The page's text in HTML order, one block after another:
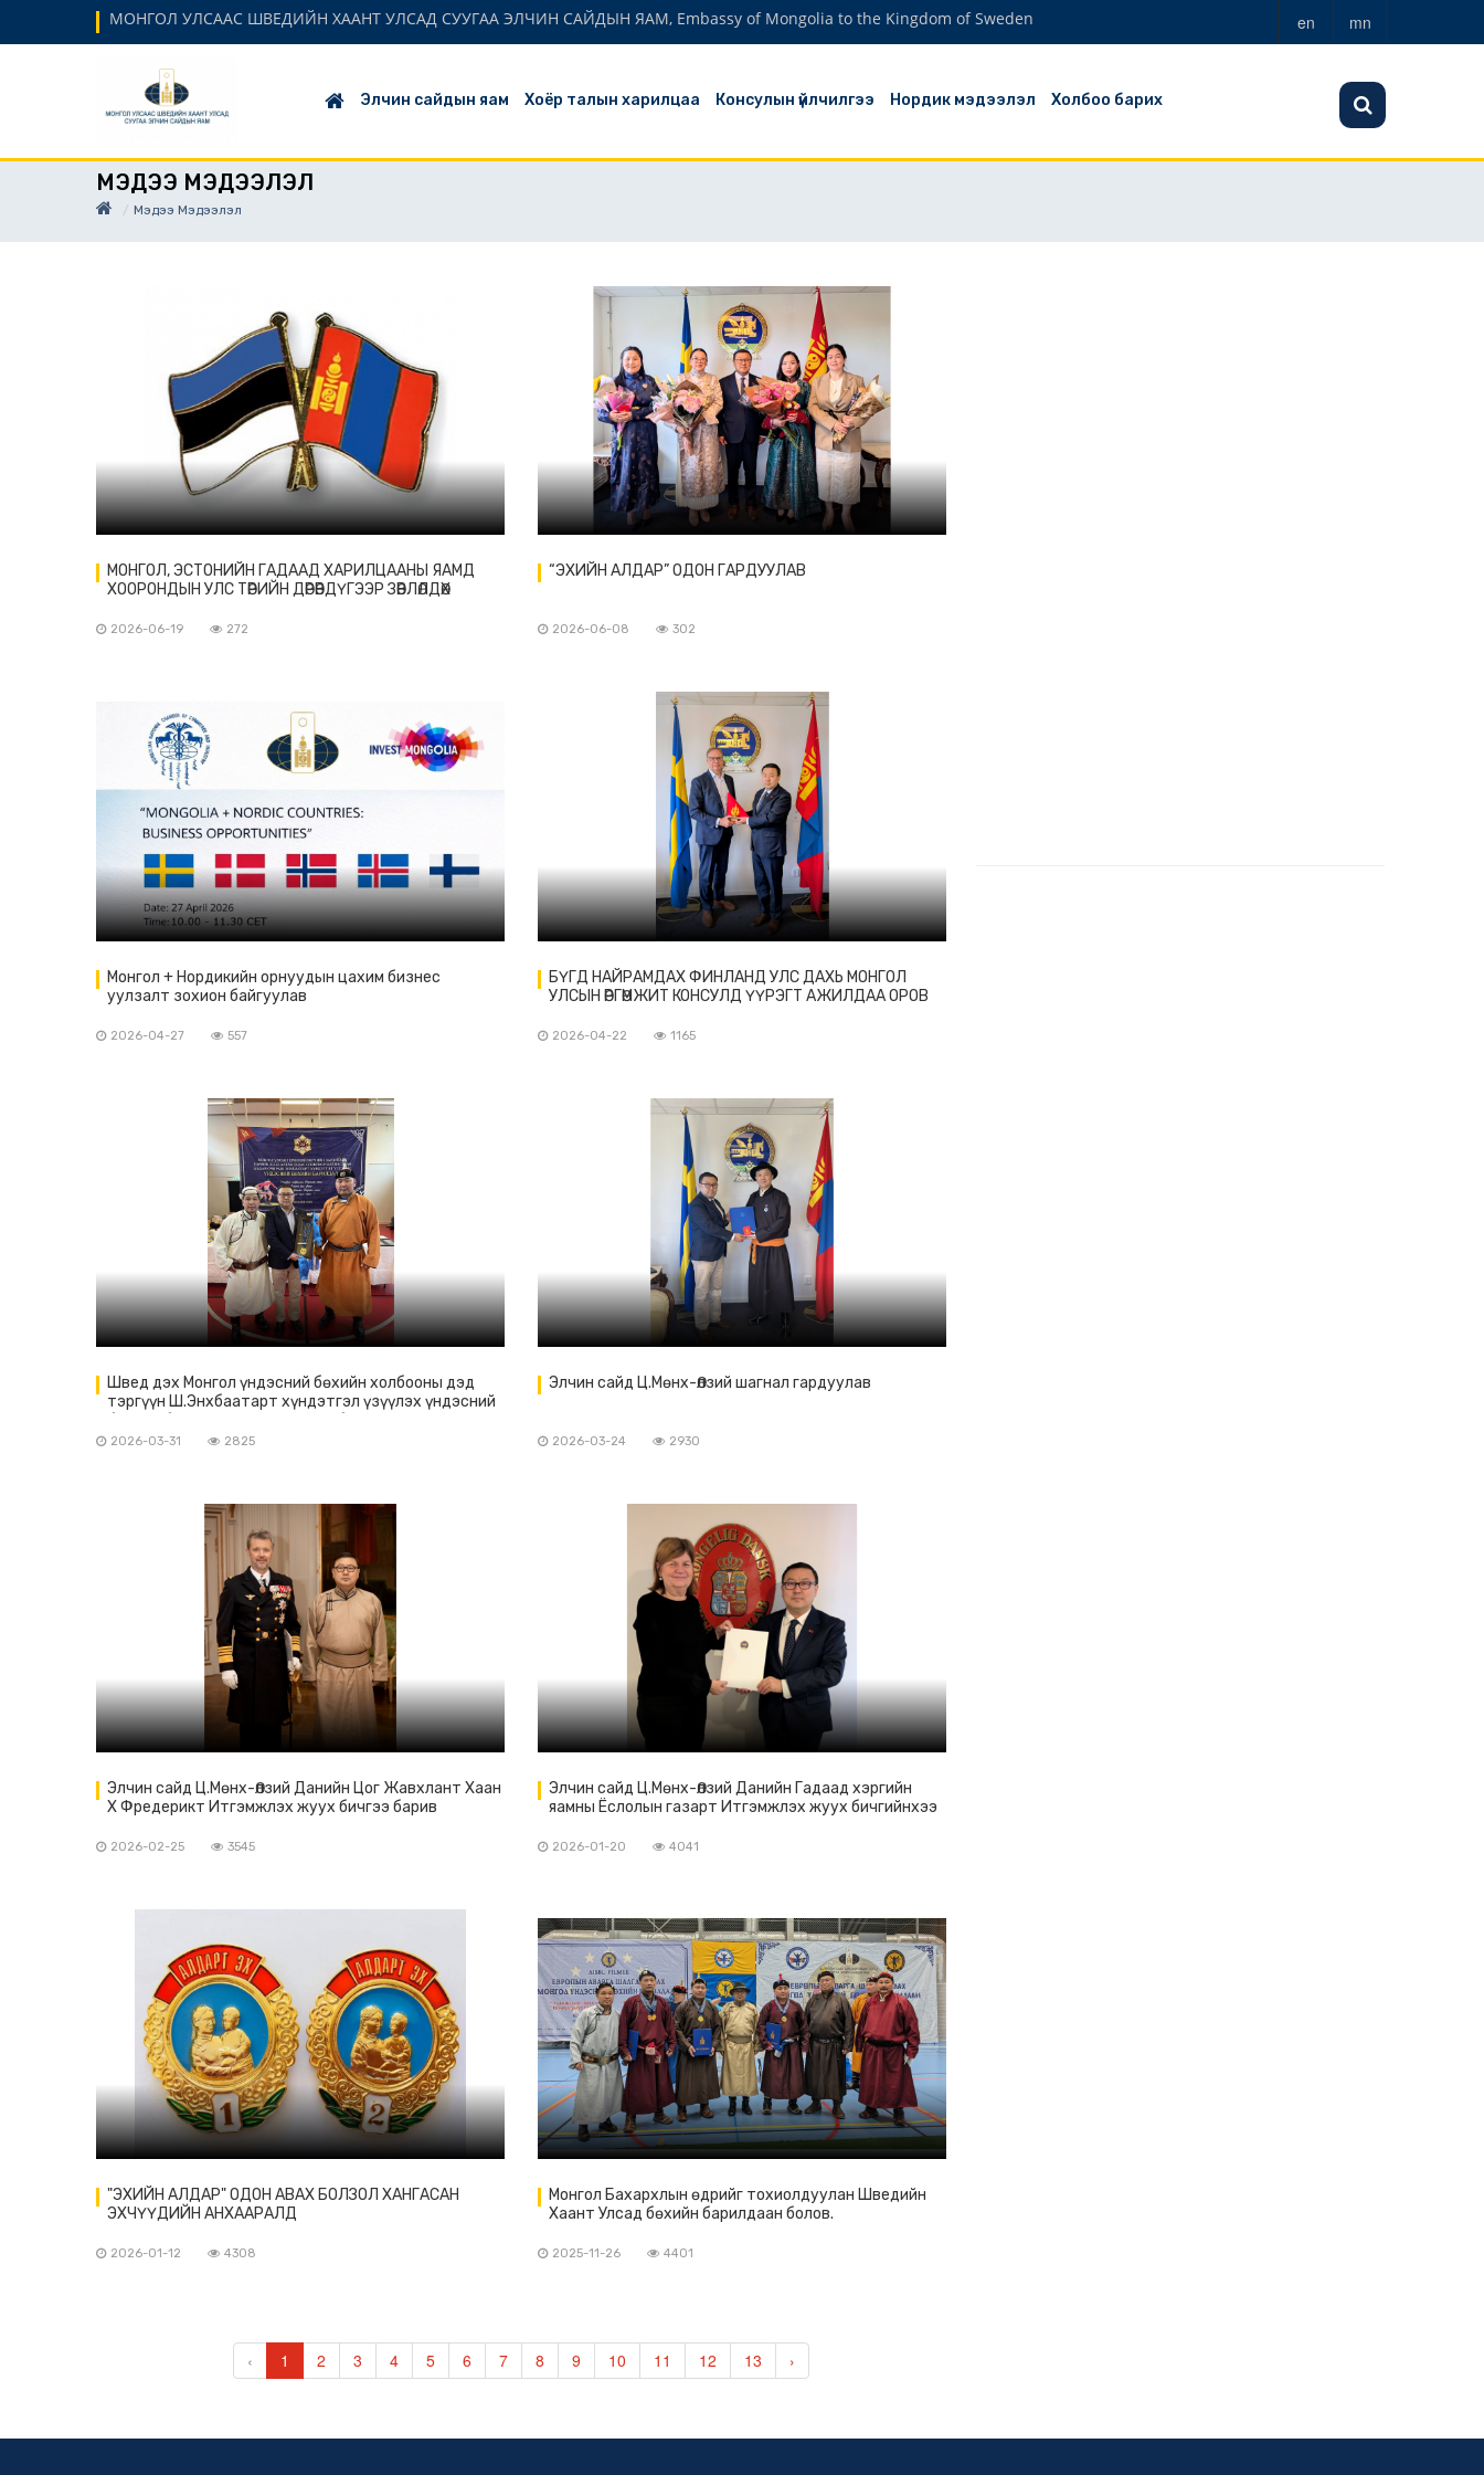
МОНГОЛ УЛСААС ШВЕДИЙН ХААНТ УЛСАД СУУГАА ЭЛЧИН САЙДЫН ЯАМ, Embassy of Mongolia to the Kingdom of Sweden en mn
Элчин сайдын яам Хоёр талын харилцаа Консулын үйлчилгээ Нордик мэдээлэл Холбоо барих
МЭДЭЭ МЭДЭЭЛЭЛ
Мэдээ Мэдээлэл
МОНГОЛ, ЭСТОНИЙН ГАДААД ХАРИЛЦААНЫ ЯАМД
ХООРОНДЫН УЛС ТӨРИЙН ДӨРӨВДҮГЭЭР ЗӨВЛӨЛДӨХ
2026-06-19 272
“ЭХИЙН АЛДАР” ОДОН ГАРДУУЛАВ
2026-06-08 302
Монгол + Нордикийн орнуудын цахим бизнес
уулзалт зохион байгуулав
2026-04-27 557
БҮГД НАЙРАМДАХ ФИНЛАНД УЛС ДАХЬ МОНГОЛ
УЛСЫН ӨРГӨМЖИТ КОНСУЛД ҮҮРЭГТ АЖИЛДАА ОРОВ
2026-04-22 1165
Швед дэх Монгол үндэсний бөхийн холбооны дэд
тэргүүн Ш.Энхбаатарт хүндэтгэл үзүүлэх үндэсний
2026-03-31 2825
Элчин сайд Ц.Мөнх-Өлзий шагнал гардуулав
2026-03-24 2930
Элчин сайд Ц.Мөнх-Өлзий Данийн Цог Жавхлант Хаан
X Фредерикт Итгэмжлэх жуух бичгээ барив
2026-02-25 3545
Элчин сайд Ц.Мөнх-Өлзий Данийн Гадаад хэргийн
яамны Ёслолын газарт Итгэмжлэх жуух бичгийнхээ
2026-01-20 4041
"ЭХИЙН АЛДАР" ОДОН АВАХ БОЛЗОЛ ХАНГАСАН
ЭХЧҮҮДИЙН АНХААРАЛД
2026-01-12 4308
Монгол Бахархлын өдрийг тохиолдуулан Шведийн
Хаант Улсад бөхийн барилдаан болов.
2025-11-26 4401
‹ 1 2 3 4 5 6 7 8 9 10 11 12 13 ›